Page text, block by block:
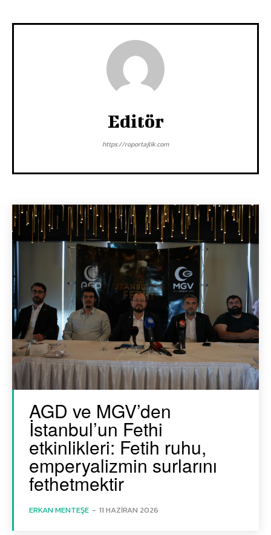
Editör
https://roportajlik.com
AGD ve MGV’den
İstanbul’un Fethi
etkinlikleri: Fetih ruhu,
emperyalizmin surlarını
fethetmektir
ERKAN MENTEŞE - 11 HAZIRAN 2026